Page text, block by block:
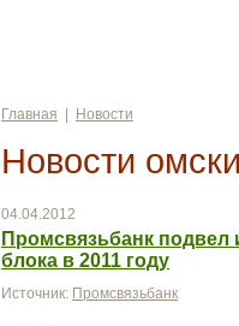
Главная Новости
Новости
04.04.2012
Промсвязьбанк подвел
блока в 2011 году
Источник: Промсвязьбанк